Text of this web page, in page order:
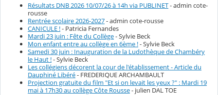
Résultats DNB 2026 10/07/26 à 14h via PUBLINET- admin cote-
rousse
Rentrée scolaire 2026-2027- admin cote-rousse
CANICULE !- Patricia Fernandes
Mardi 23 juin : Fête du Collège- Sylvie Beck
Mon enfant entre au collège en 6ème !- Sylvie Beck
Samedi 30 juin : Inauguration de la Ludothèque de Chambéry
le Haut !- Sylvie Beck
Les collégiens décorent la cour de l'établissement - Article du
Dauphiné Libéré- FREDERIQUE ARCHAMBAULT
Projection gratuite du film "Et si on levait les yeux ?" : Mardi 19
mai à 17h30 au collège Côte Rousse- julien DAL TOE